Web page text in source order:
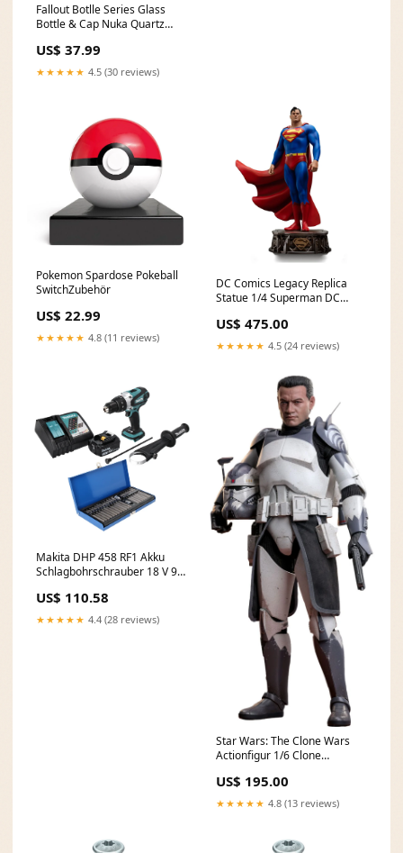
Fallout Botlle Series Glass
Bottle & Cap Nuka Quartz
US$ 37.99
★★★★★ 4.5 (30 reviews)
Pokemon Spardose Pokeball
SwitchZubehör
US$ 22.99
★★★★★ 4.8 (11 reviews)
DC Comics Legacy Replica
Statue 1/4 Superman DC
US$ 475.00
★★★★★ 4.5 (24 reviews)
Makita DHP 458 RF1 Akku
Schlagbohrschrauber 18 V 91
Ladegerät + 40 tlg. Bit Set Rep
- UK
US$ 110.58
★★★★★ 4.4 (28 reviews)
Star Wars: The Clone Wars
Actionfigur 1/6 Clone
Underworld
US$ 195.00
★★★★★ 4.8 (13 reviews)